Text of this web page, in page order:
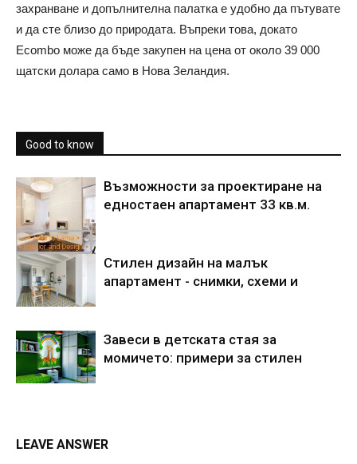
захранване и допълнителна палатка е удобно да пътувате
и да сте близо до природата. Въпреки това, докато
Ecombo може да бъде закупен на цена от около 39 000
щатски долара само в Нова Зеландия.
Good to know
Възможности за проектиране на
едностаен апартамент 33 кв.м.
Стилен дизайн на малък
апартамент - снимки, схеми и
Завеси в детската стая за
момичето: примери за стилен
LEAVE ANSWER